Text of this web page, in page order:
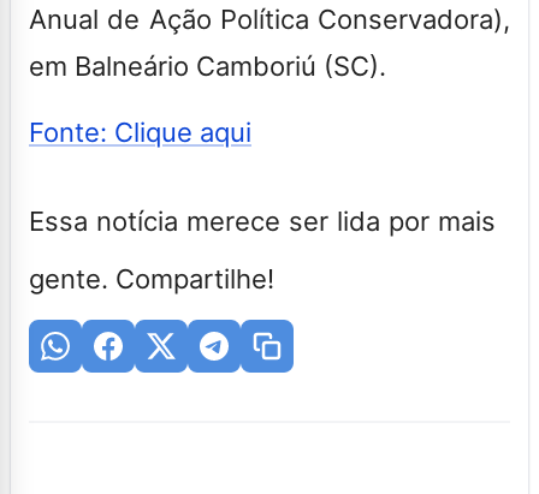
Anual de Ação Política Conservadora),
em Balneário Camboriú (SC).
Fonte: Clique aqui
Essa notícia merece ser lida por mais
gente. Compartilhe!